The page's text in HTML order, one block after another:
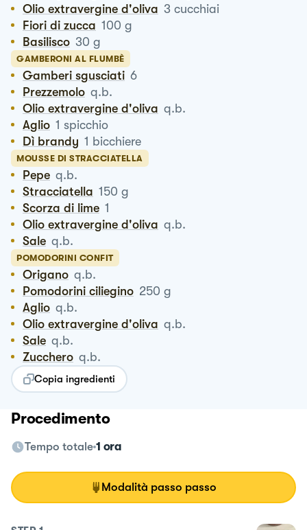
Olio extravergine d'oliva 3 cucchiai
Fiori di zucca 100 g
Basilisco 30 g
GAMBERONI AL FLUMBÈ
Gamberi sgusciati 6
Prezzemolo q.b.
Olio extravergine d'oliva q.b.
Aglio 1 spicchio
Dì brandy 1 bicchiere
MOUSSE DI STRACCIATELLA
Pepe q.b.
Stracciatella 150 g
Scorza di lime 1
Olio extravergine d'oliva q.b.
Sale q.b.
POMODORINI CONFIT
Origano q.b.
Pomodorini ciliegino 250 g
Aglio q.b.
Olio extravergine d'oliva q.b.
Sale q.b.
Zucchero q.b.
Copia ingredienti
Procedimento
Tempo totale 1 ora
Modalità passo passo